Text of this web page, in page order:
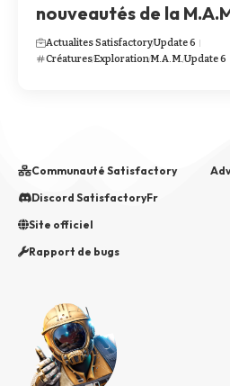
nouveautés de la
Actualites SatisfactoryUpdate 6
CréaturesExplorationM.A.M.Update 6
Communauté Satisfactory
Discord SatisfactoryFr
Site officiel
Rapport de bugs